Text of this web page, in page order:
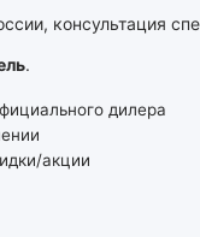
консультация
.
дилера
акции